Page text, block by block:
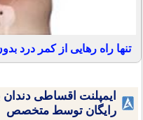
تنها راه رهایی از کمر درد
ایمپلنت اقساطی
رایگان توسط متخصص